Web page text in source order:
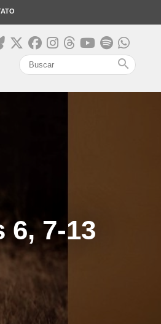
search
6, 7-13